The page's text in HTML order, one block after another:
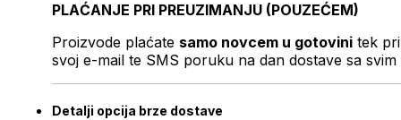
PLAĆANJE PRI PREUZIMANJU (POUZEĆEM)
Proizvode plaćate samo novcem u gotovini tek
svoj e-mail te SMS poruku na dan dostave sa svim
Detalji opcija brze dostave